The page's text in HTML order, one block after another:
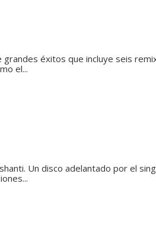
grandes éxitos que incluye seis
el...
Un disco adelantado por el